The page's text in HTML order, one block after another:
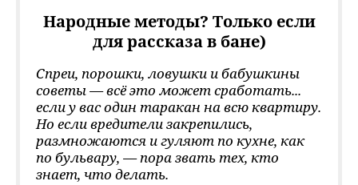
Народные методы? Только если
для рассказа в бане)
Спреи, порошки, ловушки и бабушкины
советы — всё это может сработать...
если у вас один таракан на всю квартиру.
Но если вредители закрепились,
размножаются и гуляют по кухне, как
по бульвару, — пора звать тех, кто
знает, что делать.